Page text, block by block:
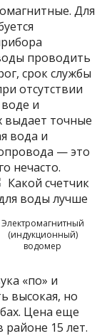
Для
проводить
срок службы
отсутствии
и
выдает точные
вода и
— это
нечасто.
Электромагнитный
(индукционный)
водомер
«по» и
высокая, но
Цена еще
15 лет.